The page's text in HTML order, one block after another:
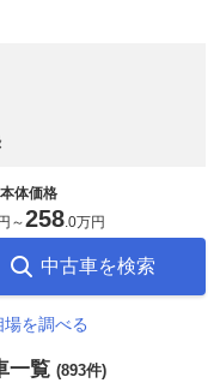
体価格
～258.0万円
中古車を検索
を調べる
一覧 (893件)